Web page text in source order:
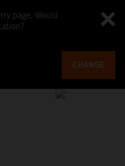
page. Would
CHANGE